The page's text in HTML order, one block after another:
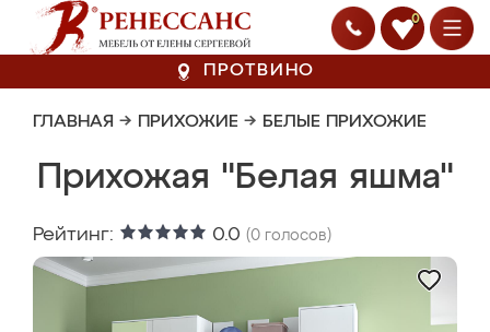
0
ПРОТВИНО
ГЛАВНАЯ → ПРИХОЖИЕ → БЕЛЫЕ ПРИХОЖИЕ
Прихожая "Белая яшма"
Рейтинг: 0.0 (0 голосов)